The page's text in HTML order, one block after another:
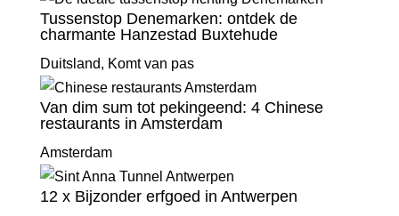
Tussenstop Denemarken: ontdek de
charmante Hanzestad Buxtehude
Duitsland, Komt van pas
Van dim sum tot pekingeend: 4 Chinese
restaurants in Amsterdam
Amsterdam
12 x Bijzonder erfgoed in Antwerpen